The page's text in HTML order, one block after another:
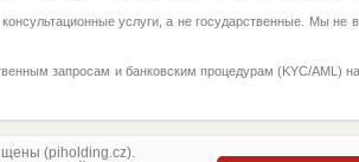
миллионы туристов?
крупной суммой денег нашла своего владельца
услуги, а не государственные. Мы
запросам и банковским процедурам (KYC/AML)
(piholding.cz).